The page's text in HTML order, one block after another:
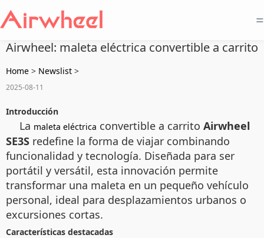
=
Airwheel: maleta eléctrica convertible a carrito
Home > Newslist >
2025-08-11
Introducción
La maleta eléctrica convertible a carrito Airwheel
SE3S redefine la forma de viajar combinando
funcionalidad y tecnología. Diseñada para ser
portátil y versátil, esta innovación permite
transformar una maleta en un pequeño vehículo
personal, ideal para desplazamientos urbanos o
excursiones cortas.
Características destacadas